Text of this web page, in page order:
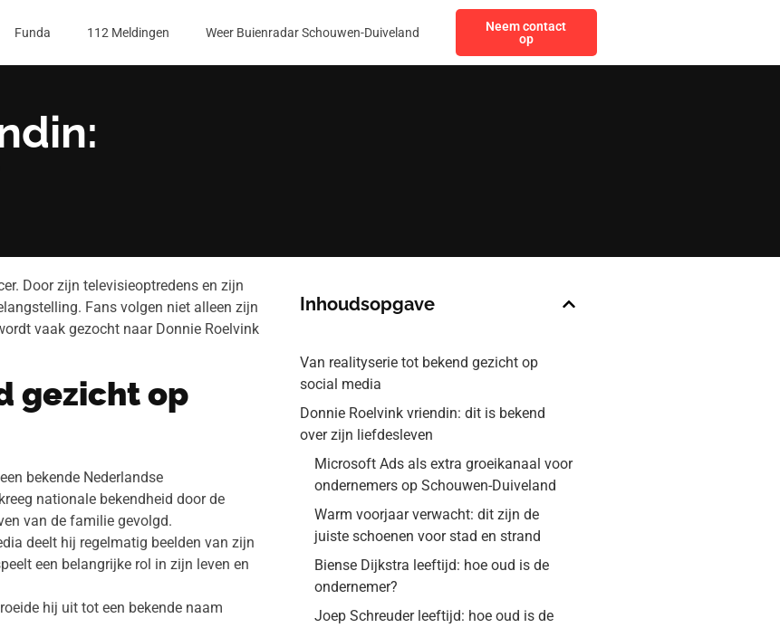
Funda 112 Meldingen Weer Buienradar Schouwen-Duiveland
Neem contact
op
Door zijn televisieoptredens en zijn
Fans volgen niet alleen zijn
vaak gezocht naar Donnie Roelvink
gezicht op
bekende Nederlandse
nationale bekendheid door de
van de familie gevolgd.
deelt hij regelmatig beelden van zijn
een belangrijke rol in zijn leven en
hij uit tot een bekende naam
Inhoudsopgave
Van realityserie tot bekend gezicht op
social media
Donnie Roelvink vriendin: dit is bekend
over zijn liefdesleven
Microsoft Ads als extra groeikanaal voor
ondernemers op Schouwen-Duiveland
Warm voorjaar verwacht: dit zijn de
juiste schoenen voor stad en strand
Biense Dijkstra leeftijd: hoe oud is de
ondernemer?
Joep Schreuder leeftijd: hoe oud is de